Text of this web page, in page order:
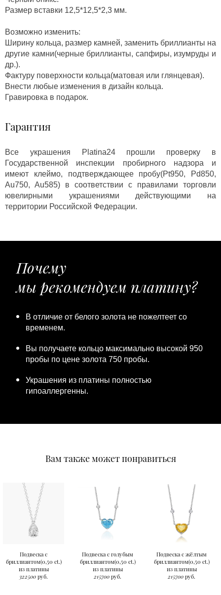
Размер вставки 12,5*12,5*2,3 мм.
Возможно изменить:
Ширину кольца, размер камней, заменить бриллианты на
другие камни(черные бриллианты, сапфиры, изумруды и
др.).
Фактуру поверхности кольца(матовая или глянцевая).
Внести любые изменения в дизайн кольца.
Гравировка в подарок.
Гарантия
Все украшения Platina24 прошли проверку в
Государственной инспекции пробирного надзора и
имеют клеймо, подтверждающее пробу(Pt950, Pd850,
Au750, Au585) в соответствии с правилами торговли
ювелирными украшениями действующими на
территории Российской Федерации.
Почему
мы рекомендуем платину?
В отличие от белого золота не пожелтеет со
временем.
Вы получаете кольцо максимально высокой 950
пробы по цене золота 750 пробы.
Украшения из платины полностью
гипоаллергенны.
Вам также может понравиться
Подвеска с
бриллиантом(0,50 ct.)
из платины
322500 руб.
Подвеска с голубым
бриллиантом(0,50 ct.)
из платины
215700 руб.
Подвеска с жёлтым
бриллиантом(0,50 ct.)
из платины
215700 руб.